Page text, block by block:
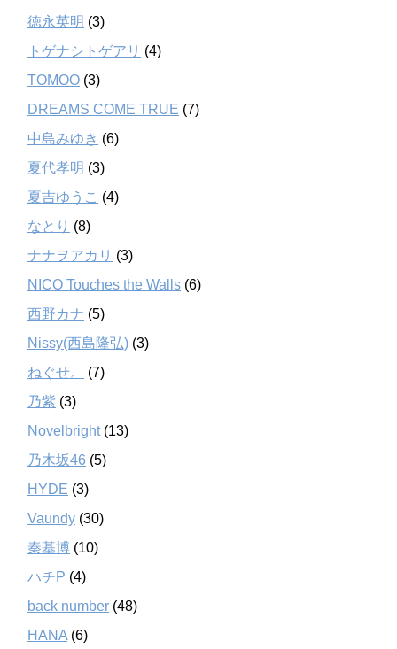
徳永英明 (3)
トゲナシトゲアリ (4)
TOMOO (3)
DREAMS COME TRUE (7)
中島みゆき (6)
夏代孝明 (3)
夏吉ゆうこ (4)
なとり (8)
ナナヲアカリ (3)
NICO Touches the Walls (6)
西野カナ (5)
Nissy(西島隆弘) (3)
ねぐせ。
(7)
乃紫 (3)
Novelbright(13)
乃木坂46 (5)
HYDE (3)
Vaundy (30)
秦基博 (10)
ハチP (4)
back number (48)
HANA (6)